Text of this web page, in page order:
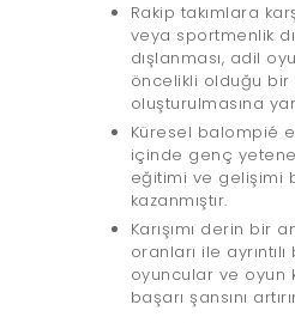
Rakip takımlara
veya sportmenlik
dışlanması, adil
öncelikli olduğu
oluşturulmasına
Küresel balompié
içinde genç
eğitimi ve gelişimi
kazanmıştır.
Karışımı derin bir
oranları ile
oyuncular ve oyun
başarı şansını